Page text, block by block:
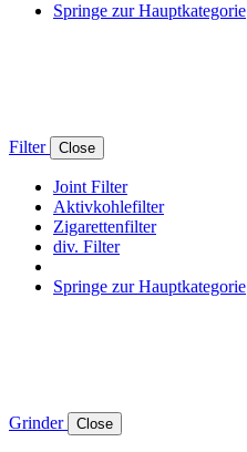
Springe zur Hauptkategorie
Filter Close
Joint Filter
Aktivkohlefilter
Zigarettenfilter
div. Filter
Springe zur Hauptkategorie
Grinder Close